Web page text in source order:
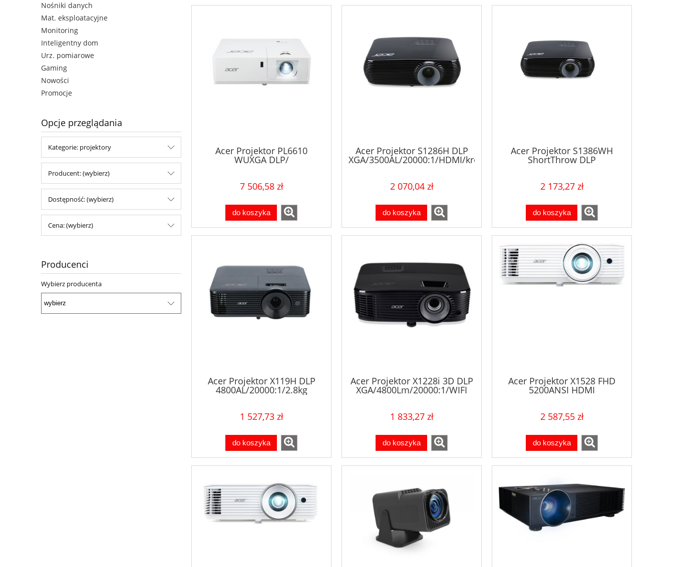
Nośniki danych
Mat. eksploatacyjne
Monitoring
Inteligentny dom
Urz. pomiarowe
Gaming
Nowości
Promocje
Opcje przeglądania
Kategorie: projektory
Producent: (wybierz)
Dostępność: (wybierz)
Cena: (wybierz)
Producenci
Wybierz producenta
Acer Projektor PL6610
WUXGA DLP/
7 506,58 zł
do koszyka
Acer Projektor S1286H DLP
XGA/3500AL/20000:1/HDMI/krótkoogniskowy/2,7kg
2 070,04 zł
do koszyka
Acer Projektor S1386WH
ShortThrow DLP
2 173,27 zł
do koszyka
Acer Projektor X119H DLP
4800AL/20000:1/2.8kg
1 527,73 zł
do koszyka
Acer Projektor X1228i 3D DLP
XGA/4800Lm/20000:1/WIFI
1 833,27 zł
do koszyka
Acer Projektor X1528 FHD
5200ANSI HDMI
2 587,55 zł
do koszyka